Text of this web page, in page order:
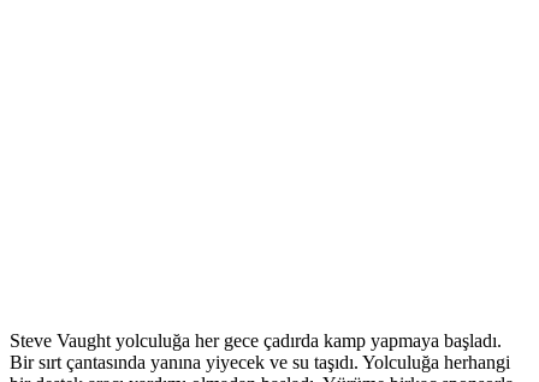
Steve Vaught yolculuğa her gece çadırda kamp yapmaya başladı.
Bir sırt çantasında yanına yiyecek ve su taşıdı. Yolculuğa herhangi